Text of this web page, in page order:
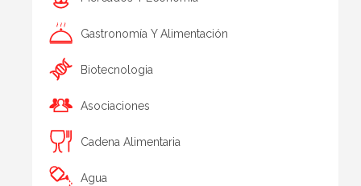
Gastronomía Y Alimentación
Biotecnologia
Asociaciones
Cadena Alimentaria
Agua